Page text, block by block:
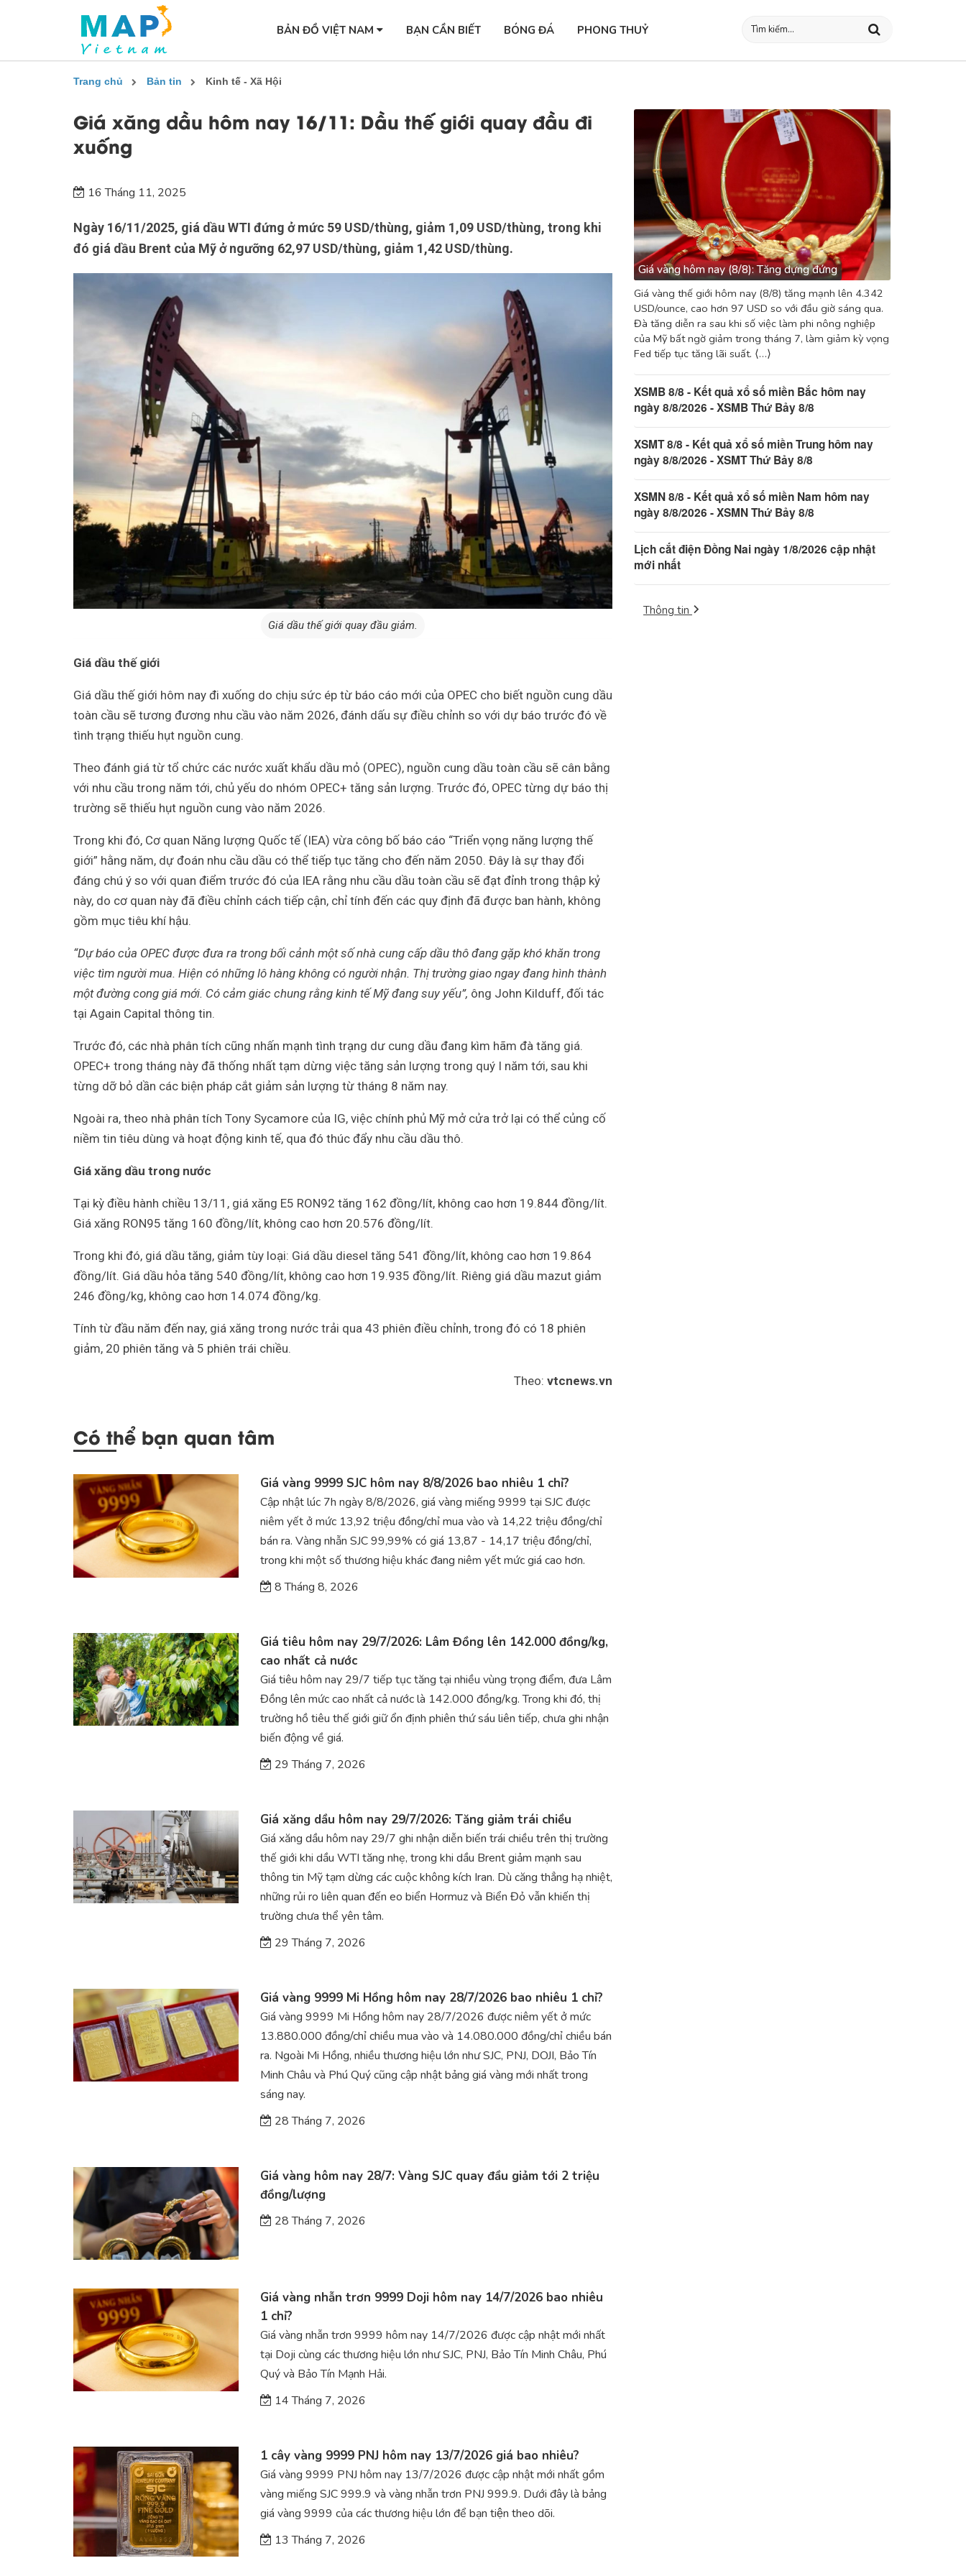
BẢN ĐỒ VIỆT NAM BẠN CẦN BIẾT BÓNG ĐÁ PHONG THUỶ
Trang chủ Bản tin Kinh tế - Xã Hội
Giá xăng dầu hôm nay 16/11: Dầu thế giới quay đầu đi
xuống
16 Tháng 11, 2025
Ngày 16/11/2025, giá dầu WTI đứng ở mức 59 USD/thùng, giảm 1,09 USD/thùng, trong khi
đó giá dầu Brent của Mỹ ở ngưỡng 62,97 USD/thùng, giảm 1,42 USD/thùng.
Giá dầu thế giới quay đầu giảm.
Giá dầu thế giới
Giá dầu thế giới hôm nay đi xuống do chịu sức ép từ báo cáo mới của OPEC cho biết nguồn cung dầu
toàn cầu sẽ tương đương nhu cầu vào năm 2026, đánh dấu sự điều chỉnh so với dự báo trước đó về
tình trạng thiếu hụt nguồn cung.
Theo đánh giá từ tổ chức các nước xuất khẩu dầu mỏ (OPEC), nguồn cung dầu toàn cầu sẽ cân bằng
với nhu cầu trong năm tới, chủ yếu do nhóm OPEC+ tăng sản lượng. Trước đó, OPEC từng dự báo thị
trường sẽ thiếu hụt nguồn cung vào năm 2026.
Trong khi đó, Cơ quan Năng lượng Quốc tế (IEA) vừa công bố báo cáo “Triển vọng năng lượng thế
giới” hằng năm, dự đoán nhu cầu dầu có thể tiếp tục tăng cho đến năm 2050. Đây là sự thay đổi
đáng chú ý so với quan điểm trước đó của IEA rằng nhu cầu dầu toàn cầu sẽ đạt đỉnh trong thập kỷ
này, do cơ quan này đã điều chỉnh cách tiếp cận, chỉ tính đến các quy định đã được ban hành, không
gồm mục tiêu khí hậu.
“Dự báo của OPEC được đưa ra trong bối cảnh một số nhà cung cấp dầu thô đang gặp khó khăn trong
việc tìm người mua. Hiện có những lô hàng không có người nhận. Thị trường giao ngay đang hình thành
một đường cong giá mới. Có cảm giác chung rằng kinh tế Mỹ đang suy yếu”, ông John Kilduff, đối tác
tại Again Capital thông tin.
Trước đó, các nhà phân tích cũng nhấn mạnh tình trạng dư cung dầu đang kìm hãm đà tăng giá.
OPEC+ trong tháng này đã thống nhất tạm dừng việc tăng sản lượng trong quý I năm tới, sau khi
từng dỡ bỏ dần các biện pháp cắt giảm sản lượng từ tháng 8 năm nay.
Ngoài ra, theo nhà phân tích Tony Sycamore của IG, việc chính phủ Mỹ mở cửa trở lại có thể củng cố
niềm tin tiêu dùng và hoạt động kinh tế, qua đó thúc đẩy nhu cầu dầu thô.
Giá xăng dầu trong nước
Tại kỳ điều hành chiều 13/11, giá xăng E5 RON92 tăng 162 đồng/lít, không cao hơn 19.844 đồng/lít.
Giá xăng RON95 tăng 160 đồng/lít, không cao hơn 20.576 đồng/lít.
Trong khi đó, giá dầu tăng, giảm tùy loại: Giá dầu diesel tăng 541 đồng/lít, không cao hơn 19.864
đồng/lít. Giá dầu hỏa tăng 540 đồng/lít, không cao hơn 19.935 đồng/lít. Riêng giá dầu mazut giảm
246 đồng/kg, không cao hơn 14.074 đồng/kg.
Tính từ đầu năm đến nay, giá xăng trong nước trải qua 43 phiên điều chỉnh, trong đó có 18 phiên
giảm, 20 phiên tăng và 5 phiên trái chiều.
Theo: vtcnews.vn
Có thể bạn quan tâm
Giá vàng 9999 SJC hôm nay 8/8/2026 bao nhiêu 1 chỉ?
Cập nhật lúc 7h ngày 8/8/2026, giá vàng miếng 9999 tại SJC được
niêm yết ở mức 13,92 triệu đồng/chỉ mua vào và 14,22 triệu đồng/chỉ
bán ra. Vàng nhẫn SJC 99,99% có giá 13,87 - 14,17 triệu đồng/chỉ,
trong khi một số thương hiệu khác đang niêm yết mức giá cao hơn.
8 Tháng 8, 2026
Giá tiêu hôm nay 29/7/2026: Lâm Đồng lên 142.000 đồng/kg,
cao nhất cả nước
Giá tiêu hôm nay 29/7 tiếp tục tăng tại nhiều vùng trọng điểm, đưa Lâm
Đồng lên mức cao nhất cả nước là 142.000 đồng/kg. Trong khi đó, thị
trường hồ tiêu thế giới giữ ổn định phiên thứ sáu liên tiếp, chưa ghi nhận
biến động về giá.
29 Tháng 7, 2026
Giá xăng dầu hôm nay 29/7/2026: Tăng giảm trái chiều
Giá xăng dầu hôm nay 29/7 ghi nhận diễn biến trái chiều trên thị trường
thế giới khi dầu WTI tăng nhẹ, trong khi dầu Brent giảm mạnh sau
thông tin Mỹ tạm dừng các cuộc không kích Iran. Dù căng thẳng hạ nhiệt,
những rủi ro liên quan đến eo biển Hormuz và Biển Đỏ vẫn khiến thị
trường chưa thể yên tâm.
29 Tháng 7, 2026
Giá vàng 9999 Mi Hồng hôm nay 28/7/2026 bao nhiêu 1 chỉ?
Giá vàng 9999 Mi Hồng hôm nay 28/7/2026 được niêm yết ở mức
13.880.000 đồng/chỉ chiều mua vào và 14.080.000 đồng/chỉ chiều bán
ra. Ngoài Mi Hồng, nhiều thương hiệu lớn như SJC, PNJ, DOJI, Bảo Tín
Minh Châu và Phú Quý cũng cập nhật bảng giá vàng mới nhất trong
sáng nay.
28 Tháng 7, 2026
Giá vàng hôm nay 28/7: Vàng SJC quay đầu giảm tới 2 triệu
đồng/lượng
28 Tháng 7, 2026
Giá vàng nhẫn trơn 9999 Doji hôm nay 14/7/2026 bao nhiêu
1 chỉ?
Giá vàng nhẫn trơn 9999 hôm nay 14/7/2026 được cập nhật mới nhất
tại Doji cùng các thương hiệu lớn như SJC, PNJ, Bảo Tín Minh Châu, Phú
Quý và Bảo Tín Mạnh Hải.
14 Tháng 7, 2026
1 cây vàng 9999 PNJ hôm nay 13/7/2026 giá bao nhiêu?
Giá vàng 9999 PNJ hôm nay 13/7/2026 được cập nhật mới nhất gồm
vàng miếng SJC 999.9 và vàng nhẫn trơn PNJ 999.9. Dưới đây là bảng
giá vàng 9999 của các thương hiệu lớn để bạn tiện theo dõi.
13 Tháng 7, 2026
Giá vàng hôm nay (8/8): Tăng dựng đứng
Giá vàng thế giới hôm nay (8/8) tăng mạnh lên 4.342
USD/ounce, cao hơn 97 USD so với đầu giờ sáng qua.
Đà tăng diễn ra sau khi số việc làm phi nông nghiệp
của Mỹ bất ngờ giảm trong tháng 7, làm giảm kỳ vọng
Fed tiếp tục tăng lãi suất. ⟨…⟩
XSMB 8/8 - Kết quả xổ số miền Bắc hôm nay
ngày 8/8/2026 - XSMB Thứ Bảy 8/8
XSMT 8/8 - Kết quả xổ số miền Trung hôm nay
ngày 8/8/2026 - XSMT Thứ Bảy 8/8
XSMN 8/8 - Kết quả xổ số miền Nam hôm nay
ngày 8/8/2026 - XSMN Thứ Bảy 8/8
Lịch cắt điện Đồng Nai ngày 1/8/2026 cập nhật
mới nhất
Thông tin